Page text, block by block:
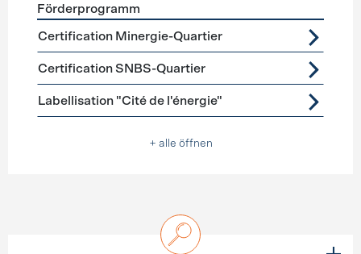
Förderprogramme Zertifizierung
Förderprogramm
Certification Minergie-Quartier
Certification SNBS-Quartier
Labellisation "Cité de l'énergie"
+ alle öffnen